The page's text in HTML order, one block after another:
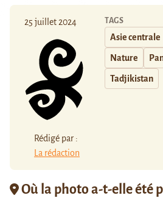
25 juillet 2024
Rédigé par :
La rédaction
TAGS
Asie centrale
Nature
Tadjikistan
Où la photo a-t-elle été